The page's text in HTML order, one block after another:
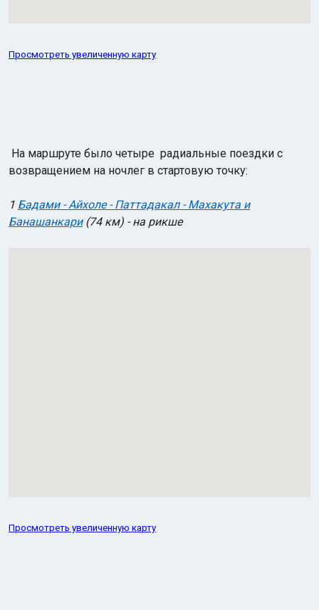
Просмотреть увеличенную карту
На маршруте было четыре радиальные поездки с
возвращением на ночлег в стартовую точку:
1 Бадами - Айхоле - Паттадакал - Махакута и
Банашанкари(74 км) - на рикше
Просмотреть увеличенную карту